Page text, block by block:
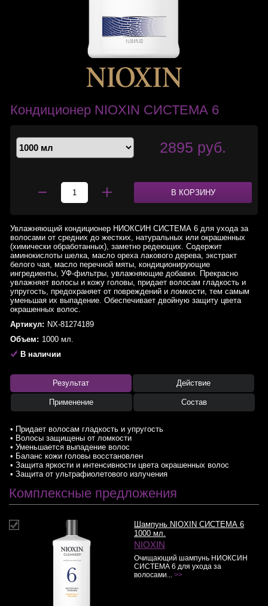
Кондиционер NIOXIN СИСТЕМА 6
2895 руб.
В КОРЗИНУ
Увлажняющий кондиционер НИОКСИН СИСТЕМА 6 для ухода за
волосами от средних до жестких, натуральных или окрашенных
(химически обработанных), заметно редеющих. Содержит
аминокислоты шелка, масло ореха лакового дерева, экстракт
белого чая, масло перечной мяты, кондиционирующие
ингредиенты, УФ-фильтры, увлажняющие добавки. Прекрасно
увлажняет волосы и кожу головы, придает волосам гладкость и
упругость, предохраняет от повреждений и ломкости, тем самым
уменьшая их выпадение. Обеспечивает двойную защиту цвета
окрашенных волос.
Артикул: NX-81274189
Объем: 1000 мл.
В наличии
Результат Действие
Применение Состав
• Придает волосам гладкость и упругость
• Волосы защищены от ломкости
• Уменьшается выпадение волос
• Баланс кожи головы восстановлен
• Защита яркости и интенсивности цвета окрашенных волос
• Защита от ультрафиолетового излучения
Комплексные предложения
Шампунь NIOXIN СИСТЕМА 6
1000 мл.
NIOXIN
Очищающий шампунь НИОКСИН
СИСТЕМА 6 для ухода за
волосами... >>